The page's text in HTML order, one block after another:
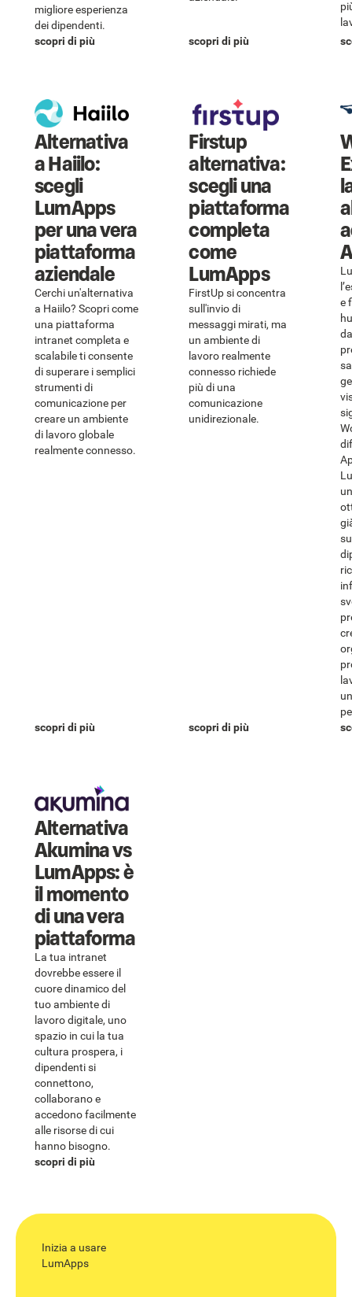
migliore esperienza
dei dipendenti.
scopri di più
scopri di più
Alternativa
a Haiilo:
scegli
LumApps
per una vera
piattaforma
aziendale
Cerchi un'alternativa
a Haiilo? Scopri come
una piattaforma
intranet completa e
scalabile ti consente
di superare i semplici
strumenti di
comunicazione per
creare un ambiente
di lavoro globale
realmente connesso.
scopri di più
Firstup
alternativa:
scegli una
piattaforma
completa
come
LumApps
FirstUp si concentra
sull'invio di
messaggi mirati, ma
un ambiente di
lavoro realmente
connesso richiede
più di una
comunicazione
unidirezionale.
scopri di più
e
Alternativa
Akumina vs
LumApps: è
il momento
di una vera
piattaforma
La tua intranet
dovrebbe essere il
cuore dinamico del
tuo ambiente di
lavoro digitale, uno
spazio in cui la tua
cultura prospera, i
dipendenti si
connettono,
collaborano e
accedono facilmente
alle risorse di cui
hanno bisogno.
scopri di più
Inizia a usare
LumApps